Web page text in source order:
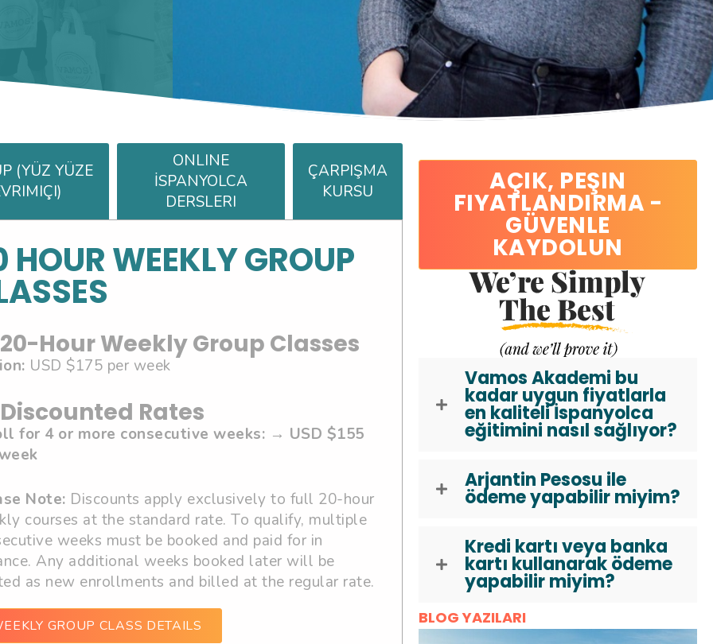
(YÜZ YÜZE
ONLINE
İSPANYOLCA
DERSLERI
ÇARPIŞMA
KURSU
HOUR WEEKLY GROUP
20-Hour Weekly Group Classes
USD $175 per week
Discounted Rates
for 4 or more consecutive weeks: → USD $155
Note: Discounts apply exclusively to full 20-hour
courses at the standard rate. To qualify, multiple
weeks must be booked and paid for in
Any additional weeks booked later will be
as new enrollments and billed at the regular rate.
GROUP CLASS DETAILS
AÇIK, PEŞIN
FIYATLANDIRMA -
GÜVENLE
KAYDOLUN
Vamos Akademi bu
kadar uygun fiyatlarla
en kaliteli İspanyolca
eğitimini nasıl sağlıyor?
Arjantin Pesosu ile
ödeme yapabilir miyim?
Kredi kartı veya banka
kartı kullanarak ödeme
yapabilir miyim?
BLOG YAZILARI